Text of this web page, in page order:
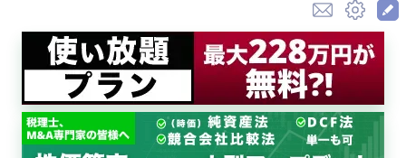
知識を買う／売る
契約書ひな型を探す
専門家に電話する